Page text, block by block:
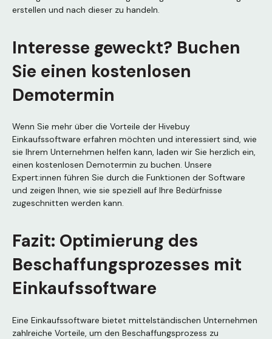
erstellen und nach dieser zu handeln.
Interesse geweckt? Buchen
Sie einen kostenlosen
Demotermin
Wenn Sie mehr über die Vorteile der Hivebuy
Einkaufssoftware erfahren möchten und interessiert sind, wie
sie Ihrem Unternehmen helfen kann, laden wir Sie herzlich ein,
einen kostenlosen Demotermin zu buchen. Unsere
Expert:innen führen Sie durch die Funktionen der Software
und zeigen Ihnen, wie sie speziell auf Ihre Bedürfnisse
zugeschnitten werden kann.
Fazit: Optimierung des
Beschaffungsprozesses mit
Einkaufssoftware
Eine Einkaufssoftware bietet mittelständischen Unternehmen
zahlreiche Vorteile, um den Beschaffungsprozess zu